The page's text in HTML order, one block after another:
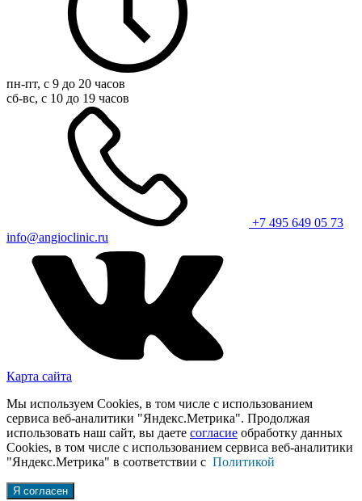
пн-пт, с 9 до 20 часов
сб-вс, с 10 до 19 часов
+7 495 649 05 73
info@angioclinic.ru
Карта сайта
Мы используем Cookies, в том числе с использованием
сервиса веб-аналитики "Яндекс.Метрика". Продолжая
использовать наш сайт, вы даете согласие обработку данных
Cookies, в том числе с использованием сервиса веб-аналитики
"Яндекс.Метрика" в соответствии с Политикой
Я согласен